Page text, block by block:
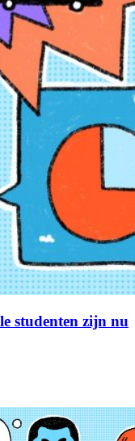
studenten zijn nu